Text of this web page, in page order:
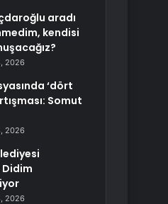
aradı
kendisi
2026
‘dört
Somut
2026
2026